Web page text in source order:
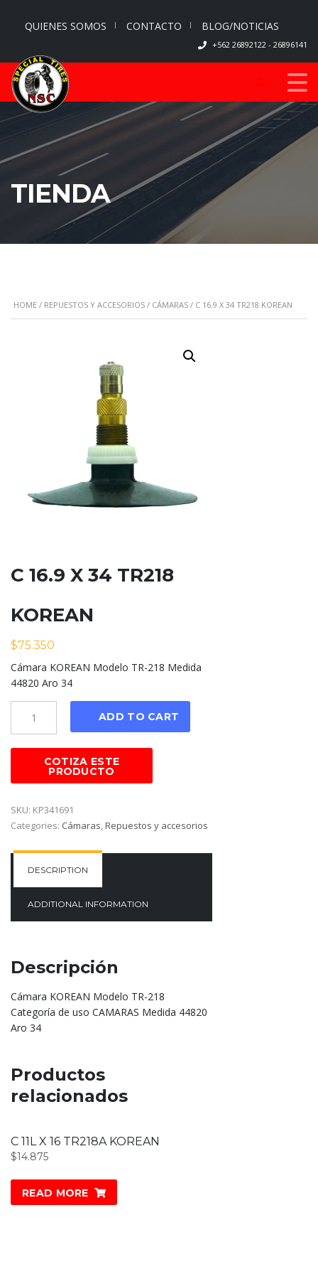
QUIENES SOMOS CONTACTO BLOG/NOTICIAS
+562 26892122 - 26896141
TIENDA
HOME / REPUESTOS Y ACCESORIOS / CÁMARAS / C 16.9 X 34 TR218 KOREAN
C 16.9 X 34 TR218
KOREAN
$75.350
Cámara KOREAN Modelo TR-218 Medida
44820 Aro 34
ADD TO CART
SKU: KP341691
Categories: Cámaras,Repuestos y accesorios
DESCRIPTION
ADDITIONAL INFORMATION
Descripción
Cámara KOREAN Modelo TR-218
Categoría de uso CAMARAS Medida 44820
Aro 34
Productos
relacionados
C 11L X 16 TR218A KOREAN
$14.875
READ MORE